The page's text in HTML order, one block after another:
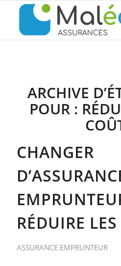
ARCHIVE
POUR :
CHANGER
RÉDUIRE
ASSURANCE EMPRUNTEUR